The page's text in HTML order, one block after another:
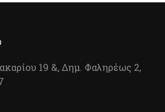
19 &, Δημ. Φαληρέως 2,